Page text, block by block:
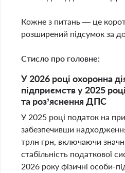
Кожне з питань — це
розширений підсумок за
Стисло про головне:
У 2026 році охоронна
підприємств у 2025
та роз’яснення ДПС
У 2025 році податок на
забезпечивши
трлн грн, включаючи
стабільність податкової
2026 року фізичні особи-